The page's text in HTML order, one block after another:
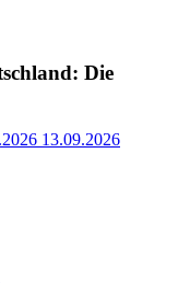
Die
13.09.2026